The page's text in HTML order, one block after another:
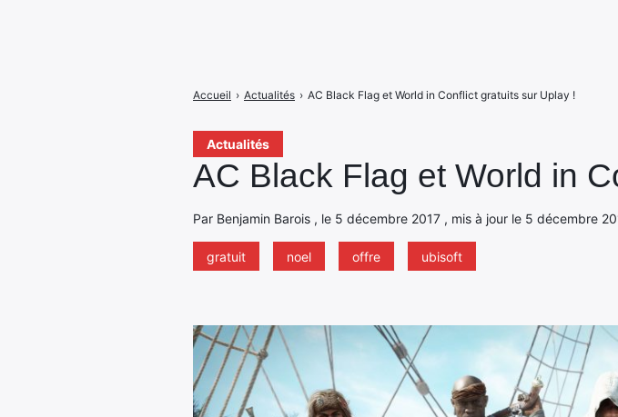
Actualités
AC Black Flag et World in
Par Benjamin Barois , le 5 décembre 2017 , mis à jour le 5 décembre
gratuit noel offre ubisoft
Accueil › Actualités › AC Black Flag et World in Conflict gratuits sur Uplay !